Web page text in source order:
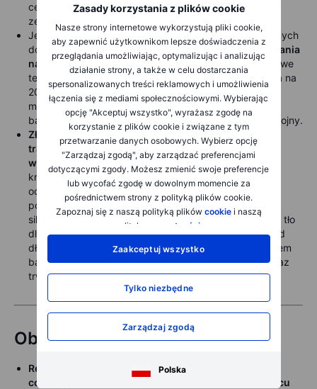
Zasady korzystania z plików cookie
Nasze strony internetowe wykorzystują pliki cookie,
aby zapewnić użytkownikom lepsze doświadczenia z
przeglądania umożliwiając, optymalizując i analizując
działanie strony, a także w celu dostarczania
spersonalizowanych treści reklamowych i umożliwienia
łączenia się z mediami społecznościowymi. Wybierając
opcję "Akceptuj wszystko", wyrażasz zgodę na
korzystanie z plików cookie i związane z tym
przetwarzanie danych osobowych. Wybierz opcję
"Zarządzaj zgodą", aby zarządzać preferencjami
dotyczącymi zgody. Możesz zmienić swoje preferencje
lub wycofać zgodę w dowolnym momencie za
pośrednictwem strony z polityką plików cookie.
Zapoznaj się z naszą polityką plików cookiei naszą
polityką
prywatności
Zaakceptuj wszystko
Tylko niezbędne
Zarządzaj zgodą
Polska
ceny ropy nie wzrosły mocniej w trakcie
zeszłomiesięcznych zakłóceń podaży.
Jednocześnie brak postępów w przywracaniu normalnych
dostaw ropy z Bliskiego Wschodu
wzmacnia oczekiwania
na wydłużony okres podwyższonych cen ropy. Krzywe
terminowe pozostają mocno wspierane, a średnia cena na
2027 r. dla Brent i WTI pozostaje blisko cyklicznych
maksimów – odpowiednio około 80 USD i 75,5 USD za
baryłkę – czyli o ok. 20% powyżej poziomów sprzed wojny.
Złoto ustabilizowało się po dwudniowym spadku, w
trakcie którego ceny przebiły kluczowe techniczne
wsparcia,
uruchamiając dodatkową podaż ze strony
krótkoterminowych graczy momentum. Rosnące
oczekiwania na kolejne podwyżki stóp w USA, w
połączeniu z wyższymi rentownościami obligacji i
silniejszym dolarem, wciąż tworzą jednak wymagające tło
dla kruszcu. Te przeciwności chwilowo przeważają nad
długoterminowymi czynnikami wsparcia, w tym popytem
banków centralnych, obawami o stabilność fiskalną oraz
trwającą dywersyfikacją rezerw poza dolarem USA.
Obligacje
Rentowności amerykańskich obligacji skarbowych
cofnęły się z cyklicznych maksimów na krótkim końcu